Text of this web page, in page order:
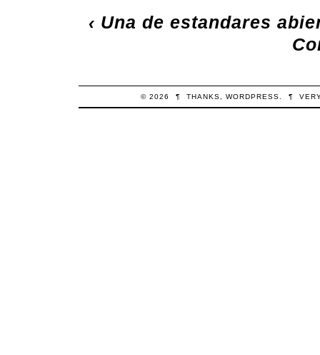
‹ Una de estandares
© 2026 ¶ THANKS, WORDPRESS ¶